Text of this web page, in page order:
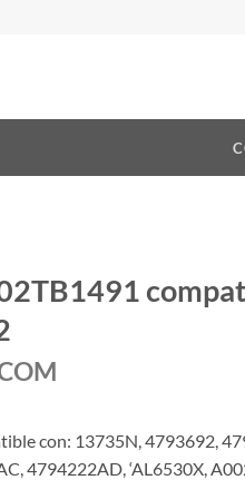
con: 13735N, 4793692,
4794222AD, ‘AL6530X,